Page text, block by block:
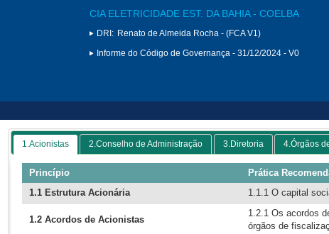
CIA ELETRICIDADE EST. DA BAHIA - COELBA
DRI: Renato de Almeida Rocha - (FCA V1)
Informe do Código de Governança - 31/12/2024 - V0